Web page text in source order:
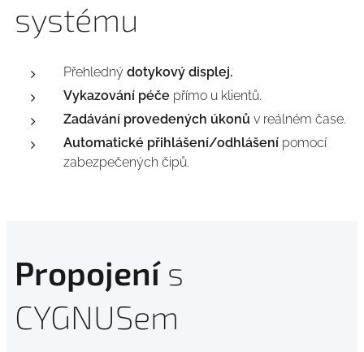
systému
Přehledný dotykový displej.
Vykazování péče přímo u klientů.
Zadávání provedených úkonů v reálném čase.
Automatické přihlášení/odhlášení pomocí
zabezpečených čipů.
Propojenís
CYGNUSem